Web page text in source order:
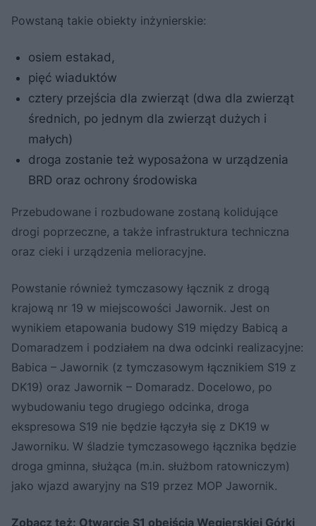
Powstaną takie obiekty inżynierskie:
osiem estakad,
pięć wiaduktów
cztery przejścia dla zwierząt (dwa dla zwierząt
średnich, po jednym dla zwierząt dużych i
małych)
droga zostanie też wyposażona w urządzenia
BRD oraz ochrony środowiska
Przebudowane i rozbudowane zostaną kolidujące
drogi poprzeczne, a także infrastruktura techniczna
oraz cieki i urządzenia melioracyjne.
Powstanie również tymczasowy łącznik z drogą
krajową nr 19 w miejscowości Jawornik. Jest on
wynikiem etapowania budowy S19 między Babicą a
Domaradzem i podziałem na dwa odcinki realizacyjne:
Babica – Jawornik (z tymczasowym łącznikiem S19 z
DK19) oraz Jawornik – Domaradz. Docelowo, po
wybudowaniu tego drugiego odcinka, droga
ekspresowa S19 nie będzie łączyła się z DK19 w
Jaworniku. W śladzie tymczasowego łącznika będzie
droga gminna, służąca (m.in. służbom ratowniczym)
jako wjazd awaryjny na S19 przez MOP Jawornik.
Zobacz też: Otwarcie S1 obejścia Węgierskiej Górki